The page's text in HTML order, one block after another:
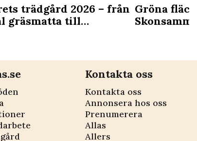
trädgård 2026 – från
gräsmatta till
Gröna
Kontakta oss
Kontakta oss
Annonsera hos oss
Prenumerera
Allas
Allers